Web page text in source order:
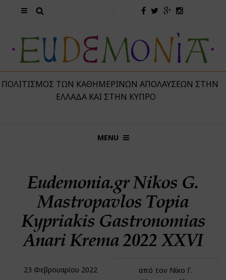
ΤΩΝ ΚΑΘΗΜΕΡΙΝΏΝ ΑΠΟΛΑΎΣΕΩΝ ΣΤΗΝ
ΕΛΛΆΔΑ ΚΑΙ ΣΤΗΝ ΚΎΠΡΟ
MENU
Eudemonia.gr Nikos G.
Mastropavlos Topia
Kypriakis Gastronomias
Anari Krema 2022 XXVI
23 Φεβρουαρίου 2022
από τον Νίκο Γ.